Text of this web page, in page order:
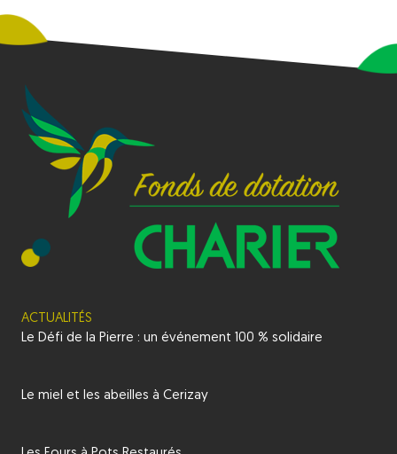
ACTUALITÉS
Le Défi de la Pierre : un événement 100 % solidaire
Le miel et les abeilles à Cerizay